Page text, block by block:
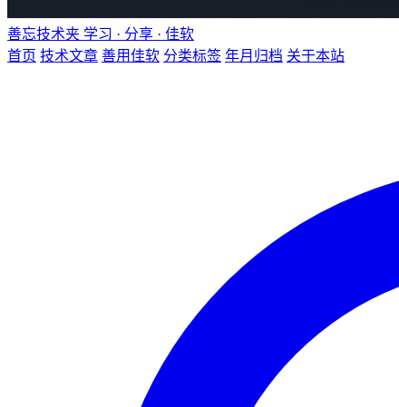
善忘技术夹 学习 · 分享 · 佳软
首页 技术文章 善用佳软 分类标签 年月归档 关于本站